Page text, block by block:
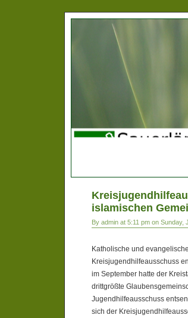
islamischen
By admin at 5:11 pm on Sunday,
Katholische und
Kreisjugendhilfeausschuss
im September hatte der
drittgrößte
Jugendhilfeausschuss
sich der